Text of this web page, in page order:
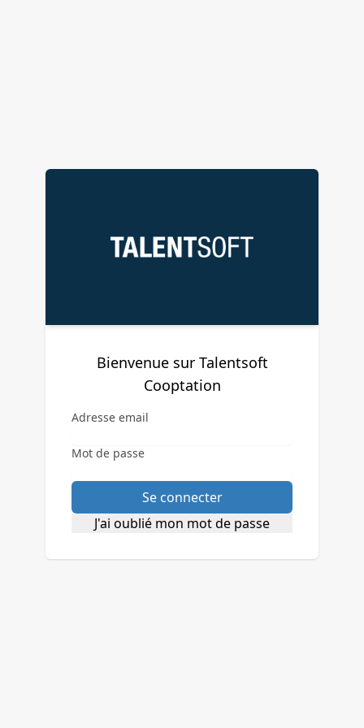
Bienvenue sur Talentsoft
Cooptation
Adresse email
Mot de passe
Se connecter
J'ai oublié mon mot de passe